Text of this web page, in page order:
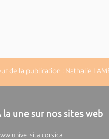
de la publication : Nathalie
la une sur nos sites web